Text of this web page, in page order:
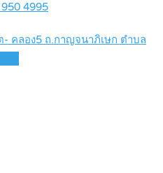
4995
คลอง5 ถ.กาญจนาภิเษก ตำบล